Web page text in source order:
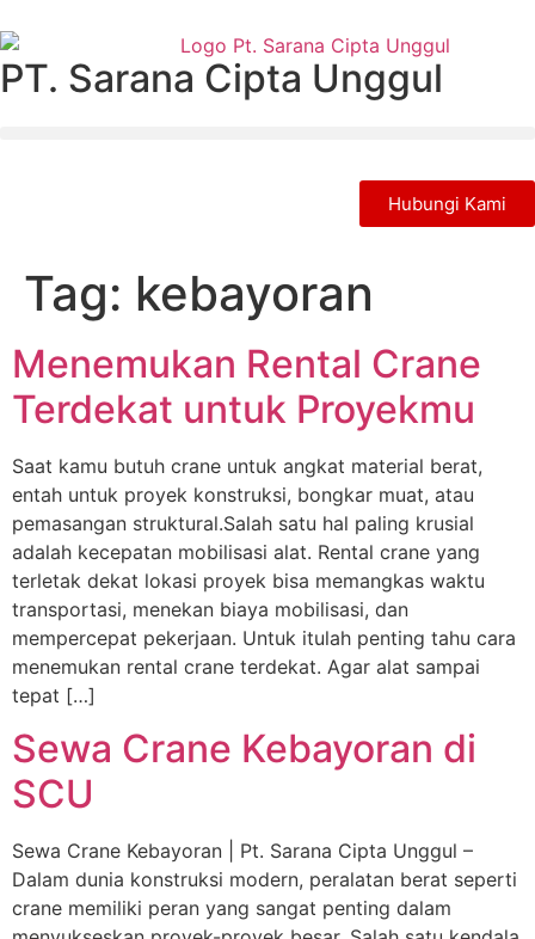
PT. Sarana Cipta Unggul
Hubungi Kami
Tag: kebayoran
Menemukan Rental Crane
Terdekat untuk Proyekmu
Saat kamu butuh crane untuk angkat material berat,
entah untuk proyek konstruksi, bongkar muat, atau
pemasangan struktural.Salah satu hal paling krusial
adalah kecepatan mobilisasi alat. Rental crane yang
terletak dekat lokasi proyek bisa memangkas waktu
transportasi, menekan biaya mobilisasi, dan
mempercepat pekerjaan. Untuk itulah penting tahu cara
menemukan rental crane terdekat. Agar alat sampai
tepat […]
Sewa Crane Kebayoran di
SCU
Sewa Crane Kebayoran | Pt. Sarana Cipta Unggul –
Dalam dunia konstruksi modern, peralatan berat seperti
crane memiliki peran yang sangat penting dalam